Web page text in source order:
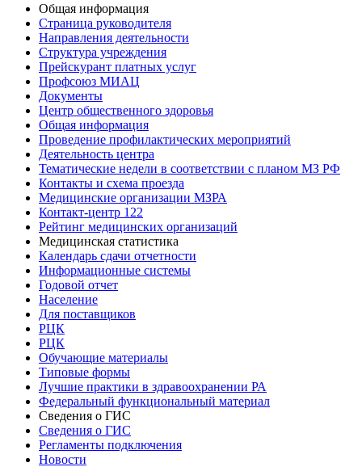
Общая информация
Страница руководителя
Направления деятельности
Структура учреждения
Прейскурант платных услуг
Профсоюз МИАЦ
Документы
Центр общественного здоровья
Общая информация
Проведение профилактических мероприятий
Деятельность центра
Тематические недели в соответствии с планом МЗ РФ
Контакты и схема проезда
Медицинские организации МЗРА
Контакт-центр 122
Рейтинг медицинских организаций
Медицинская статистика
Календарь сдачи отчетности
Информационные системы
Годовой отчет
Население
Для поставщиков
РЦК
РЦК
Обучающие материалы
Типовые формы
Лучшие практики в здравоохранении РА
Федеральный функциональный материал
Сведения о ГИС
Сведения о ГИС
Регламенты подключения
Новости